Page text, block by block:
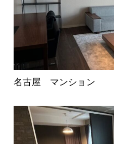
名古屋 マンション